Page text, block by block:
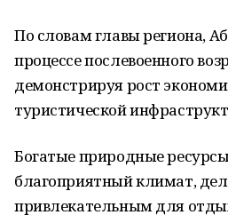
По словам главы региона,
процессе послевоенного
демонстрируя рост
туристической
Богатые природные
благоприятный климат,
привлекательным для